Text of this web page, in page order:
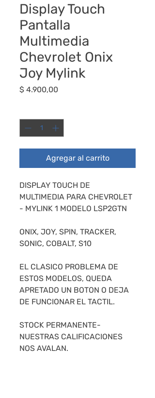
Display Touch
Pantalla
Multimedia
Chevrolet Onix
Joy Mylink
$ 4.900,00Precio
Agregar al carrito
DISPLAY TOUCH DE
MULTIMEDIA PARA CHEVROLET
- MYLINK 1 MODELO LSP2GTN
ONIX, JOY, SPIN, TRACKER,
SONIC, COBALT, S10
EL CLASICO PROBLEMA DE
ESTOS MODELOS, QUEDA
APRETADO UN BOTON O DEJA
DE FUNCIONAR EL TACTIL.
STOCK PERMANENTE-
NUESTRAS CALIFICACIONES
NOS AVALAN.